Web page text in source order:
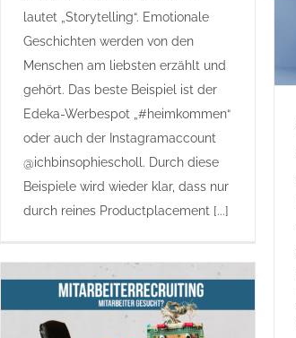
lautet „Storytelling“. Emotionale
Geschichten werden von den
Menschen am liebsten erzählt und
gehört. Das beste Beispiel ist der
Edeka-Werbespot „#heimkommen“
oder auch der Instagramaccount
@ichbinsophiescholl. Durch diese
Beispiele wird wieder klar, dass nur
durch reines Productplacement [...]
Mitarbeiterrecruiting – Mitarbeiter
gesucht?